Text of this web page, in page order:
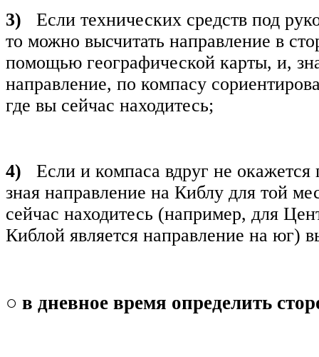
3)
Если технических средств под
то можно высчитать направление в
помощью географической карты, и,
направление, по компасу
где вы сейчас находитесь;
4) Если и компаса вдруг не окажется
зная направление на Киблу для той
сейчас находитесь (например, для
Киблой является направление на юг)
○ в дневное время определить